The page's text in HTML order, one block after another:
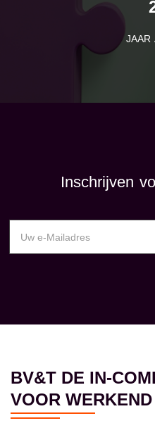
JAAR
Inschrijven
BV&T DE IN-
VOOR